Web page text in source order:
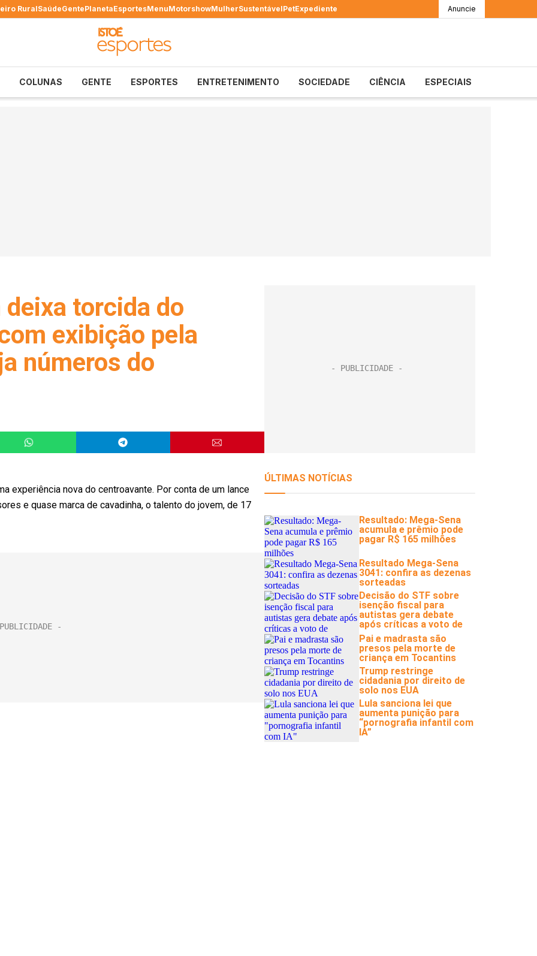
RuralSaúdeGentePlanetaEsportesMenuMotorshowMulherSustentávelPetExpediente Anuncie
COLUNAS GENTE ESPORTES ENTRETENIMENTO SOCIEDADE CIÊNCIA ESPECIAIS
torcida do
exibição pela
números do
experiência nova do centroavante. Por conta de um lance
e quase marca de cavadinha, o talento do jovem, de 17